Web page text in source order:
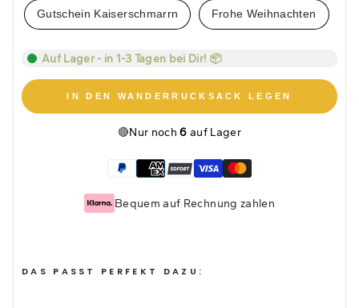
Gutschein Kaiserschmarrn Frohe Weihnachten
Auf Lager - in 1-3 Tagen bei Dir! 📦
IN DEN WANDERRUCKSACK LEGEN
🔴Nur noch 6 auf Lager
Bequem auf Rechnung zahlen
DAS PASST PERFEKT DAZU: